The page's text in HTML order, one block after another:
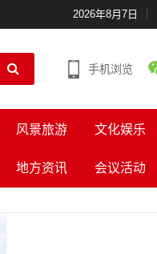
2026年8月7日
手机浏览
风景旅游 文化娱乐
地方资讯 会议活动